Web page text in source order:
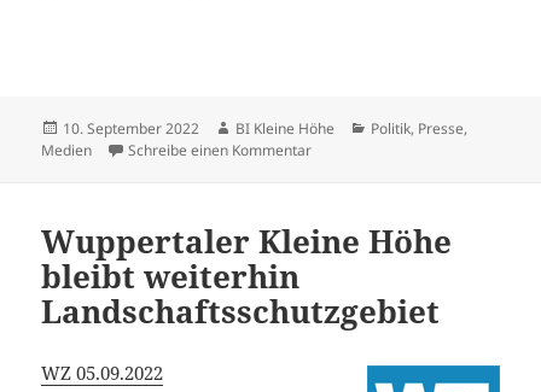
Veröffentlicht
am
10. September 2022 Autor
BI Kleine Höhe Kategorien
Politik, Presse,
Medien
Schreibe einen Kommentarzu KLEINE HÖHE BLEIBT WIESE
Wuppertaler Kleine Höhe
bleibt weiterhin
Landschaftsschutzgebiet
WZ 05.09.2022